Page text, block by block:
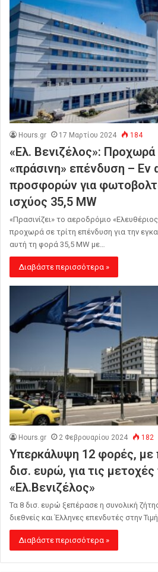
Hours.gr 17 Μαρτίου 2024 184
«Ελ. Βενιζέλος»: Προχωρά
«πράσινη» επένδυση – Εν
προσφορών για
ισχύος 35,5 MW
«Πρασινίζει» το αεροδρόμιο
προχωρά σε τρίτη επένδυση για την
αυτή τη φορά 35,5 MW με…
Διαβάστε περισσότερα »
Hours.gr 2 Φεβρουαρίου 2024 182
Υπερκάλυψη 12 φορές,
δισ. ευρώ, για τις μετοχές
«Ελ.Βενιζέλος»
Τα 8 δισ. ευρώ ξεπέρασε η συνολική
διεθνείς και Έλληνες επενδυτές στην
Διαβάστε περισσότερα »